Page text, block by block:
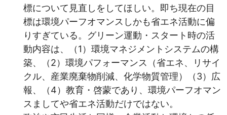
標について見直しをしてほしい。即ち現在の目
標は環境パーフオマンスしかも省エネ活動に偏
りすぎている。グリーン運動・スタート時の活
動内容は、（1）環境マネジメントシステムの構
築、（2）環境パフォーマンス（省エネ、リサイ
クル、産業廃棄物削減、化学物質管理）（3）広
報、（4）教育・啓蒙であり、環境パーフオマン
スましてや省エネ活動だけではない。